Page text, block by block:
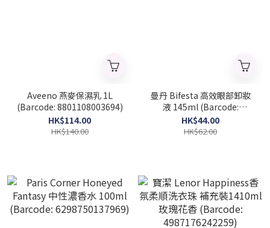
Aveeno 燕麥保濕乳 1L
(Barcode: 8801108003694)
HK$114.00
HK$140.00
曼丹 Bifesta 高效眼部卸妝
液 145ml (Barcode:
4902806314946)
HK$44.00
HK$62.00